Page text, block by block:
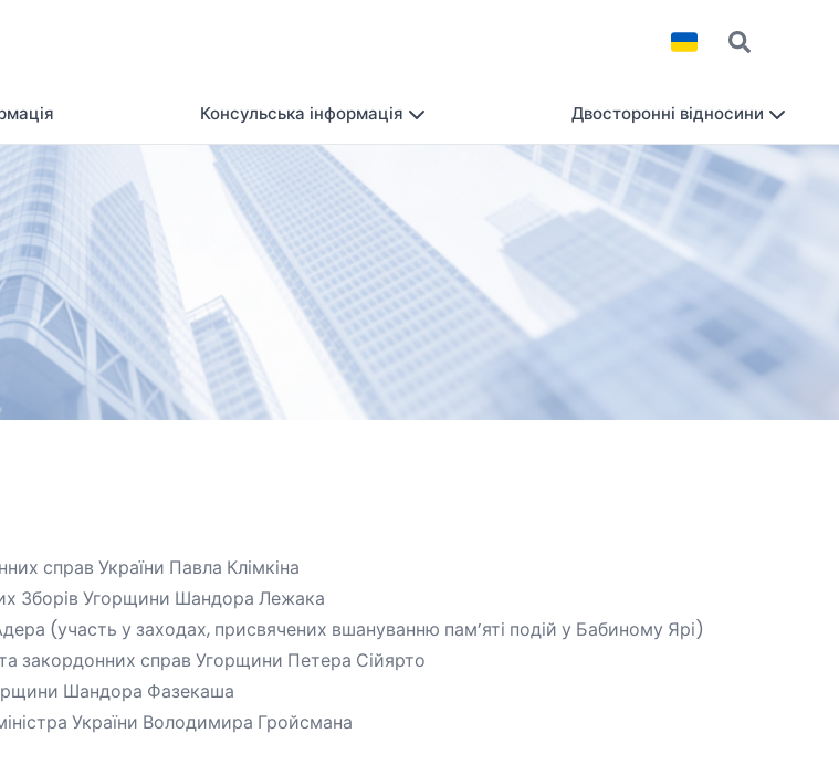
Консульська інформація Двосторонні відносини
справ України Павла Клімкіна
Зборів Угорщини Шандора Лежака
(участь у заходах, присвячених вшануванню пам’яті подій у Бабиному Ярі)
закордонних справ Угорщини Петера Сійярто
Шандора Фазекаша
України Володимира Гройсмана